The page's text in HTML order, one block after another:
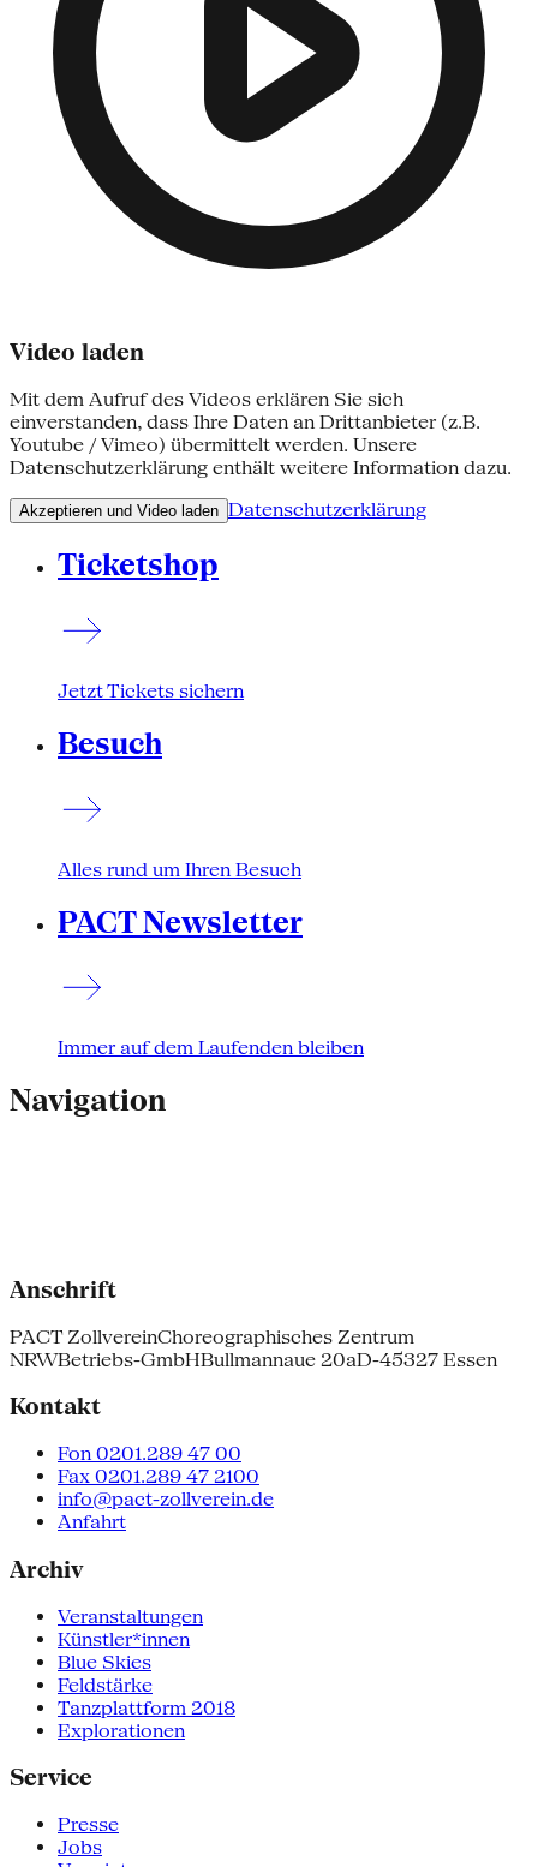
Video laden
Mit dem Aufruf des Videos erklären Sie sich
einverstanden, dass Ihre Daten an Drittanbieter (z.B.
Youtube / Vimeo) übermittelt werden. Unsere
Datenschutzerklärung enthält weitere Information dazu.
Akzeptieren und Video laden Datenschutzerklärung
Ticketshop
Jetzt Tickets sichern
Besuch
Alles rund um Ihren Besuch
PACT Newsletter
Immer auf dem Laufenden bleiben
Navigation
Anschrift
PACT ZollvereinChoreographisches Zentrum
NRWBetriebs-GmbHBullmannaue 20aD-45327 Essen
Kontakt
Fon 0201.289 47 00
Fax 0201.289 47 2100
info@pact-zollverein.de
Anfahrt
Archiv
Veranstaltungen
Künstler*innen
Blue Skies
Feldstärke
Tanzplattform 2018
Explorationen
Service
Presse
Jobs